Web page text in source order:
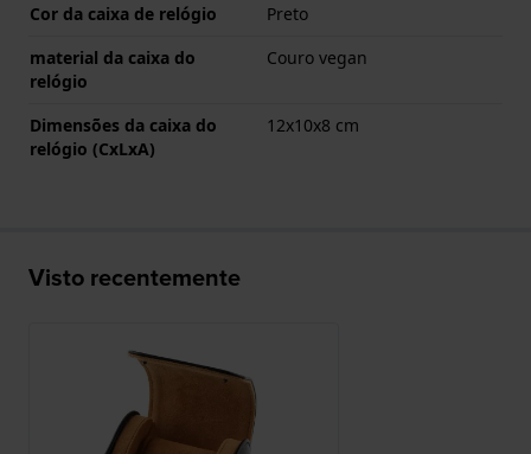
Cor da caixa de relógio
Preto
material da caixa do
relógio
Couro vegan
Dimensões da caixa do
relógio (CxLxA)
12x10x8 cm
Visto recentemente